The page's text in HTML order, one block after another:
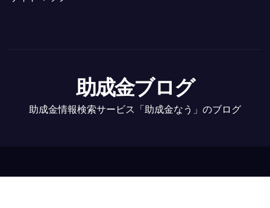
助成金ブログ
助成金情報検索サービス「助成金なう」のブログ